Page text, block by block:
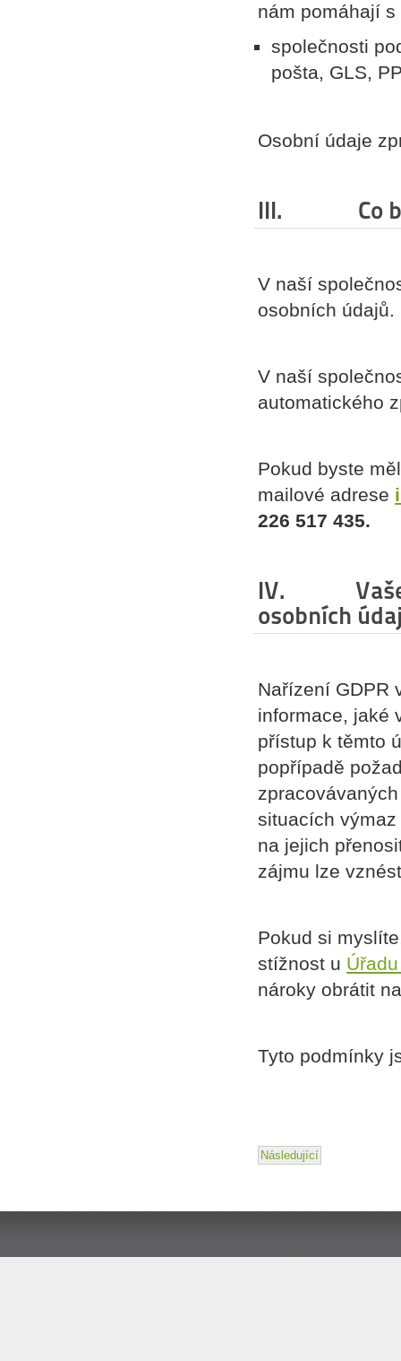
nám pomáhají
společnosti
pošta, GLS,
Osobní údaje
III. Co
V naší
osobních údajů.
V naší
automatického
Pokud byste
mailové adrese
226 517 435.
IV. Vaše
osobních
Nařízení GDPR
informace, jaké
přístup k těmto
popřípadě
situacích
na jejich
zájmu lze
Pokud si
stížnost u
nároky obrátit
Tyto podmínky
Následující